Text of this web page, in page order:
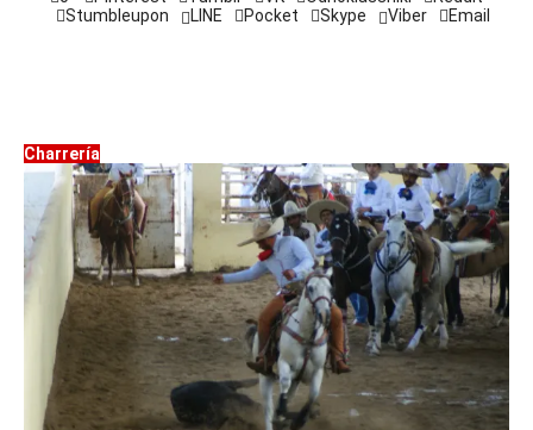
Stumbleupon
LINE Pocket Skype Viber Email
Charrería